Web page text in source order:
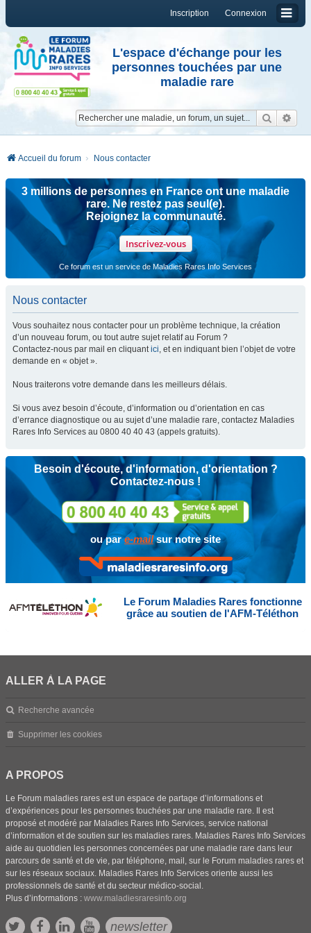
Connexion
Inscription
L'espace d'échange pour les
personnes touchées par une
maladie rare
Accueil du forum Nous contacter
3 millions de personnes en France ont une maladie
rare. Ne restez pas seul(e).
Rejoignez la communauté.
Inscrivez-vous
Ce forum est un service de Maladies Rares Info Services
Nous contacter
Vous souhaitez nous contacter pour un problème technique, la création
d’un nouveau forum, ou tout autre sujet relatif au Forum ?
Contactez-nous par mail en cliquantici, et en indiquant bien l’objet de votre
demande en « objet ».
Nous traiterons votre demande dans les meilleurs délais.
Si vous avez besoin d’écoute, d’information ou d’orientation en cas
d’errance diagnostique ou au sujet d’une maladie rare, contactez Maladies
Rares Info Services au 0800 40 40 43 (appels gratuits).
Besoin d'écoute, d'information, d'orientation ?
Contactez-nous !
ou pare-mailsur notre site
Le Forum Maladies Rares fonctionne
grâce au soutien de l'AFM-Téléthon
ALLER À LA PAGE
Recherche avancée
Supprimer les cookies
A PROPOS
Le Forum maladies rares est un espace de partage d’informations et
d’expériences pour les personnes touchées par une maladie rare. Il est
proposé et modéré par Maladies Rares Info Services, service national
d’information et de soutien sur les maladies rares. Maladies Rares Info Services
aide au quotidien les personnes concernées par une maladie rare dans leur
parcours de santé et de vie, par téléphone, mail, sur le Forum maladies rares et
sur les réseaux sociaux. Maladies Rares Info Services oriente aussi les
professionnels de santé et du secteur médico-social.
Plus d’informations : www.maladiesraresinfo.org
newsletter